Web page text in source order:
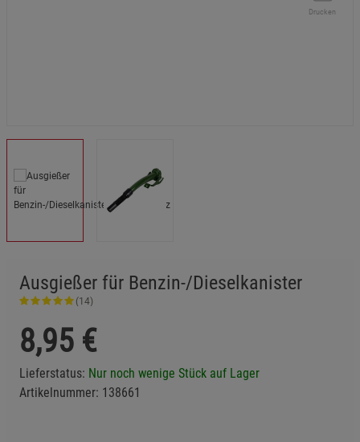
Drucken
Ausgießer für Benzin-/Dieselkanister
(14)
8,95 €
Lieferstatus: Nur noch wenige Stück auf Lager
Artikelnummer: 138661